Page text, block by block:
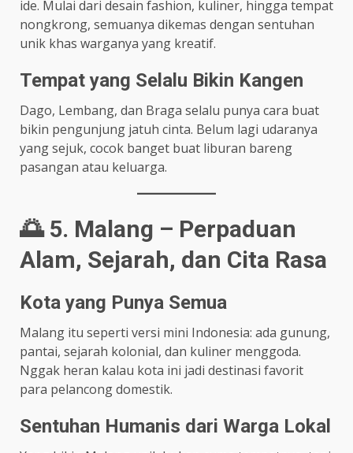
ide. Mulai dari desain fashion, kuliner, hingga tempat
nongkrong, semuanya dikemas dengan sentuhan
unik khas warganya yang kreatif.
Tempat yang Selalu Bikin Kangen
Dago, Lembang, dan Braga selalu punya cara buat
bikin pengunjung jatuh cinta. Belum lagi udaranya
yang sejuk, cocok banget buat liburan bareng
pasangan atau keluarga.
🌅 5. Malang – Perpaduan
Alam, Sejarah, dan Cita Rasa
Kota yang Punya Semua
Malang itu seperti versi mini Indonesia: ada gunung,
pantai, sejarah kolonial, dan kuliner menggoda.
Nggak heran kalau kota ini jadi destinasi favorit
para pelancong domestik.
Sentuhan Humanis dari Warga Lokal